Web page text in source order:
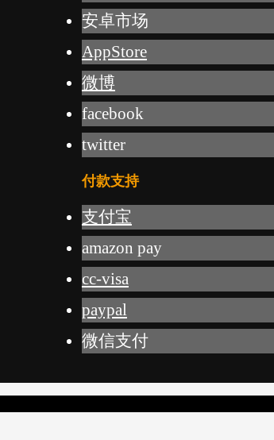
安卓市场
AppStore
微博
facebook
twitter
付款支持
支付宝
amazon pay
cc-visa
paypal
微信支付